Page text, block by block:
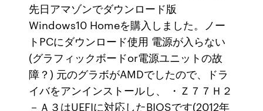
先日アマゾンでダウンロード版
Windows10 Homeを購入しました。ノー
トPCにダウンロード使用 電源が入らない
(グラフィックボードor電源ユニットの故
障？) 元のグラボがAMDでしたので、ドラ
イバをアンインストールし、 ・Ｚ７７Ｈ２
－Ａ３はUEFIに対応したBIOSです(2012年